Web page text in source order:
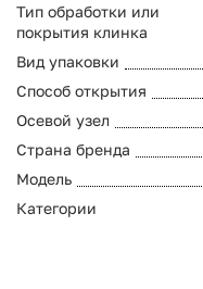
Тип обработки или
покрытия клинка
Вид упаковки
Способ открытия
Осевой узел
Страна бренда
Модель
Категории